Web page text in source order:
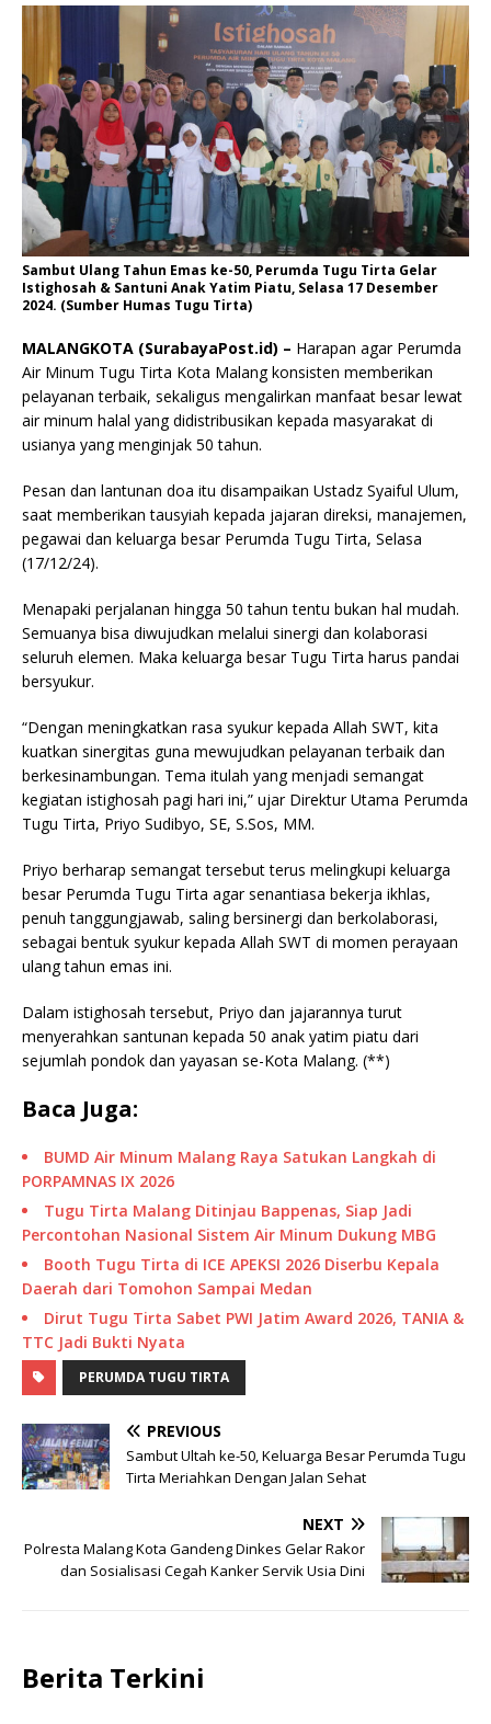
Sambut Ulang Tahun Emas ke-50, Perumda Tugu Tirta Gelar
Istighosah & Santuni Anak Yatim Piatu, Selasa 17 Desember
2024. (Sumber Humas Tugu Tirta)
MALANGKOTA (SurabayaPost.id) – Harapan agar Perumda
Air Minum Tugu Tirta Kota Malang konsisten memberikan
pelayanan terbaik, sekaligus mengalirkan manfaat besar lewat
air minum halal yang didistribusikan kepada masyarakat di
usianya yang menginjak 50 tahun.
Pesan dan lantunan doa itu disampaikan Ustadz Syaiful Ulum,
saat memberikan tausyiah kepada jajaran direksi, manajemen,
pegawai dan keluarga besar Perumda Tugu Tirta, Selasa
(17/12/24).
Menapaki perjalanan hingga 50 tahun tentu bukan hal mudah.
Semuanya bisa diwujudkan melalui sinergi dan kolaborasi
seluruh elemen. Maka keluarga besar Tugu Tirta harus pandai
bersyukur.
“Dengan meningkatkan rasa syukur kepada Allah SWT, kita
kuatkan sinergitas guna mewujudkan pelayanan terbaik dan
berkesinambungan. Tema itulah yang menjadi semangat
kegiatan istighosah pagi hari ini,” ujar Direktur Utama Perumda
Tugu Tirta, Priyo Sudibyo, SE, S.Sos, MM.
Priyo berharap semangat tersebut terus melingkupi keluarga
besar Perumda Tugu Tirta agar senantiasa bekerja ikhlas,
penuh tanggungjawab, saling bersinergi dan berkolaborasi,
sebagai bentuk syukur kepada Allah SWT di momen perayaan
ulang tahun emas ini.
Dalam istighosah tersebut, Priyo dan jajarannya turut
menyerahkan santunan kepada 50 anak yatim piatu dari
sejumlah pondok dan yayasan se-Kota Malang. (**)
Baca Juga:
BUMD Air Minum Malang Raya Satukan Langkah di
PORPAMNAS IX 2026
Tugu Tirta Malang Ditinjau Bappenas, Siap Jadi
Percontohan Nasional Sistem Air Minum Dukung MBG
Booth Tugu Tirta di ICE APEKSI 2026 Diserbu Kepala
Daerah dari Tomohon Sampai Medan
Dirut Tugu Tirta Sabet PWI Jatim Award 2026, TANIA &
TTC Jadi Bukti Nyata
PERUMDA TUGU TIRTA
PREVIOUS
Sambut Ultah ke-50, Keluarga Besar Perumda Tugu
Tirta Meriahkan Dengan Jalan Sehat
NEXT
Polresta Malang Kota Gandeng Dinkes Gelar Rakor
dan Sosialisasi Cegah Kanker Servik Usia Dini
Berita Terkini